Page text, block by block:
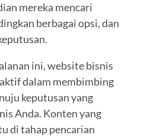
mereka mencari
berbagai opsi, dan
ini, website bisnis
dalam membimbing
keputusan yang
Anda. Konten yang
di tahap pencarian